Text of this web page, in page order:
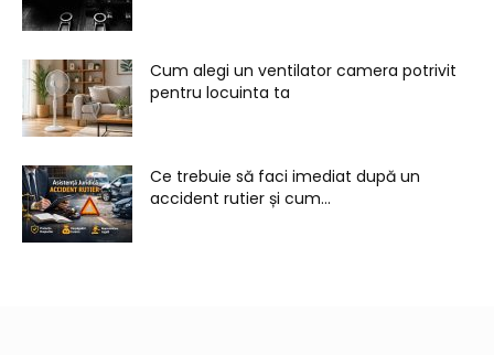
Cum alegi un ventilator camera potrivit
pentru locuinta ta
Ce trebuie să faci imediat după un
accident rutier și cum...